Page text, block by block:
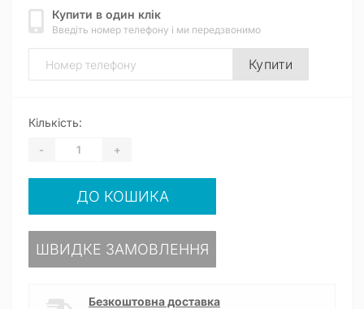
Купити в один клік
Введіть номер телефону і ми передзвонимо
Купити
Кількість:
- +
ДО КОШИКА
ШВИДКЕ ЗАМОВЛЕННЯ
Безкоштовна доставка